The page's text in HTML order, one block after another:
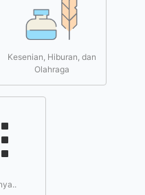
Kesenian, Hiburan, dan
Olahraga